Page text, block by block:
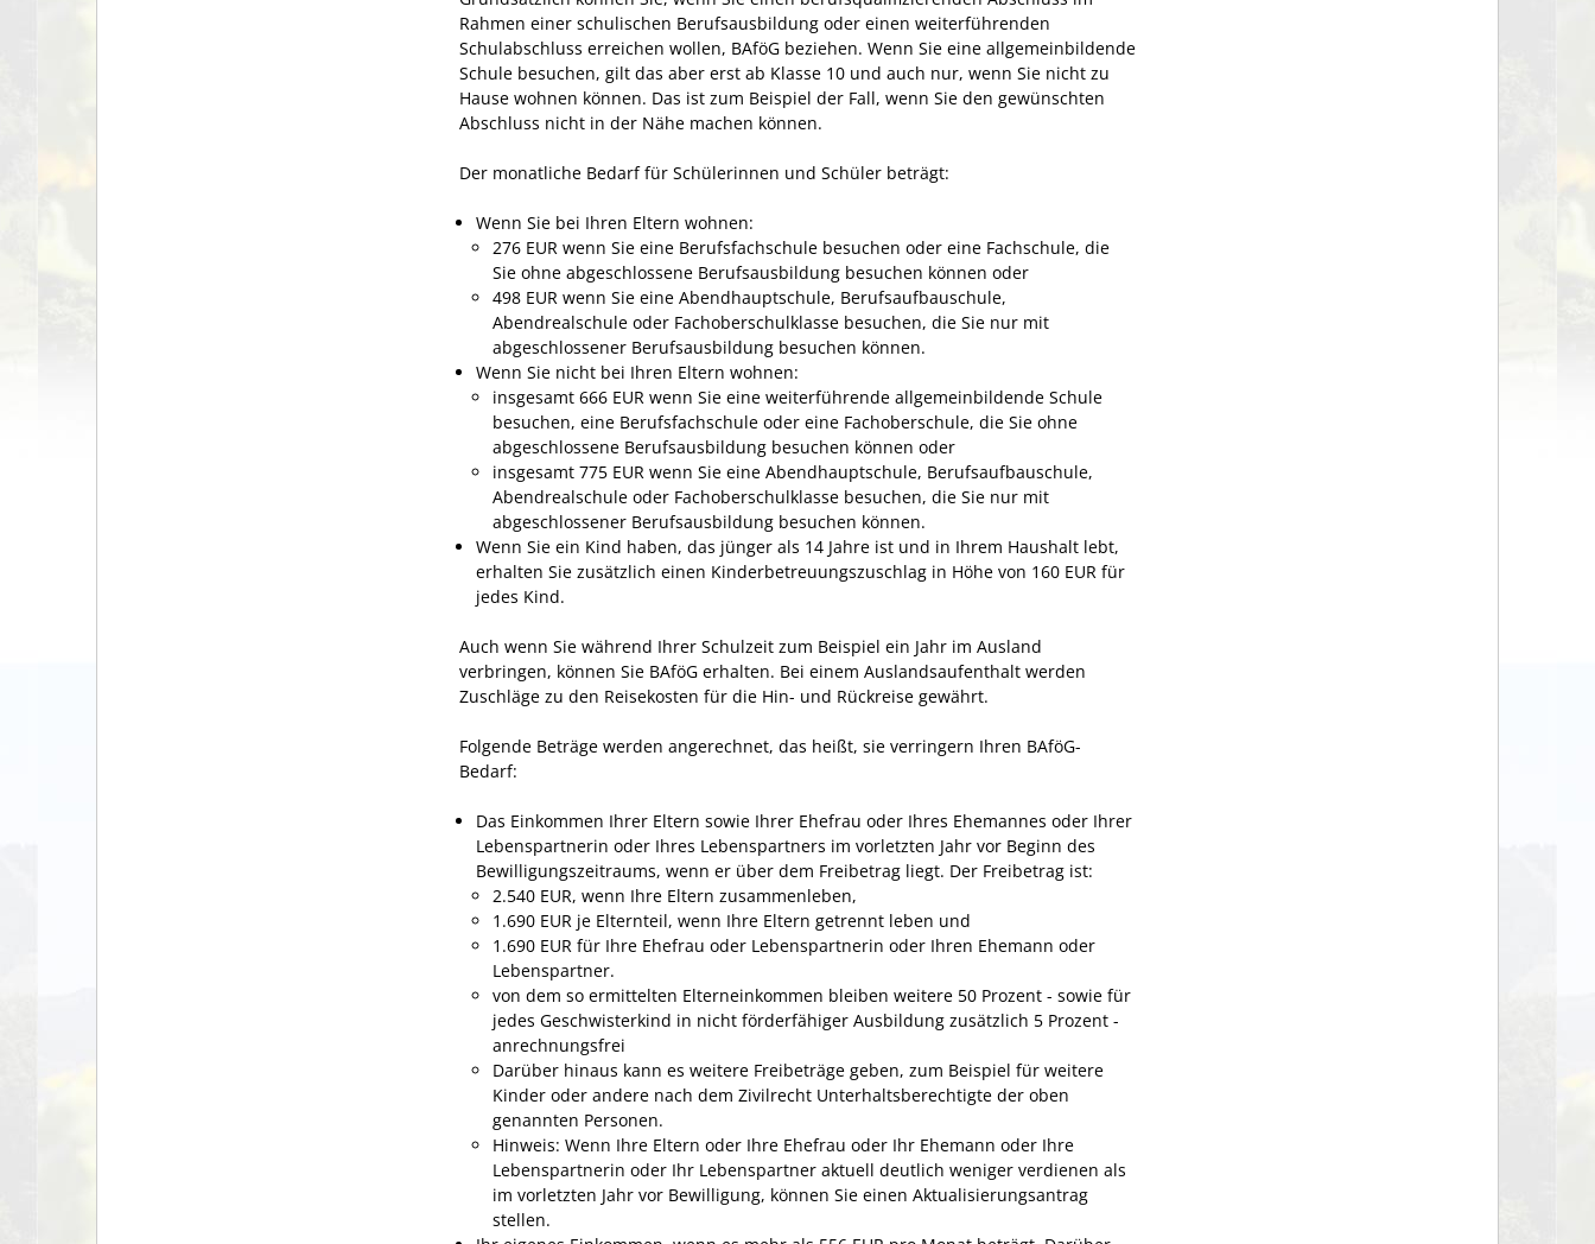
Rahmen einer schulischen Berufsausbildung oder einen weiterführenden
Schulabschluss erreichen wollen, BAföG beziehen. Wenn Sie eine allgemeinbildende
Schule besuchen, gilt das aber erst ab Klasse 10 und auch nur, wenn Sie nicht zu
Hause wohnen können. Das ist zum Beispiel der Fall, wenn Sie den gewünschten
Abschluss nicht in der Nähe machen können.
Der monatliche Bedarf für Schülerinnen und Schüler beträgt:
Wenn Sie bei Ihren Eltern wohnen:
276 EUR wenn Sie eine Berufsfachschule besuchen oder eine Fachschule, die
Sie ohne abgeschlossene Berufsausbildung besuchen können oder
498 EUR wenn Sie eine Abendhauptschule, Berufsaufbauschule,
Abendrealschule oder Fachoberschulklasse besuchen, die Sie nur mit
abgeschlossener Berufsausbildung besuchen können.
Wenn Sie nicht bei Ihren Eltern wohnen:
insgesamt 666 EUR wenn Sie eine weiterführende allgemeinbildende Schule
besuchen, eine Berufsfachschule oder eine Fachoberschule, die Sie ohne
abgeschlossene Berufsausbildung besuchen können oder
insgesamt 775 EUR wenn Sie eine Abendhauptschule, Berufsaufbauschule,
Abendrealschule oder Fachoberschulklasse besuchen, die Sie nur mit
abgeschlossener Berufsausbildung besuchen können.
Wenn Sie ein Kind haben, das jünger als 14 Jahre ist und in Ihrem Haushalt lebt,
erhalten Sie zusätzlich einen Kinderbetreuungszuschlag in Höhe von 160 EUR für
jedes Kind.
Auch wenn Sie während Ihrer Schulzeit zum Beispiel ein Jahr im Ausland
verbringen, können Sie BAföG erhalten. Bei einem Auslandsaufenthalt werden
Zuschläge zu den Reisekosten für die Hin- und Rückreise gewährt.
Folgende Beträge werden angerechnet, das heißt, sie verringern Ihren BAföG-
Bedarf:
Das Einkommen Ihrer Eltern sowie Ihrer Ehefrau oder Ihres Ehemannes oder Ihrer
Lebenspartnerin oder Ihres Lebenspartners im vorletzten Jahr vor Beginn des
Bewilligungszeitraums, wenn er über dem Freibetrag liegt. Der Freibetrag ist:
2.540 EUR, wenn Ihre Eltern zusammenleben,
1.690 EUR je Elternteil, wenn Ihre Eltern getrennt leben und
1.690 EUR für Ihre Ehefrau oder Lebenspartnerin oder Ihren Ehemann oder
Lebenspartner.
von dem so ermittelten Elterneinkommen bleiben weitere 50 Prozent - sowie für
jedes Geschwisterkind in nicht förderfähiger Ausbildung zusätzlich 5 Prozent -
anrechnungsfrei
Darüber hinaus kann es weitere Freibeträge geben, zum Beispiel für weitere
Kinder oder andere nach dem Zivilrecht Unterhaltsberechtigte der oben
genannten Personen.
Hinweis: Wenn Ihre Eltern oder Ihre Ehefrau oder Ihr Ehemann oder Ihre
Lebenspartnerin oder Ihr Lebenspartner aktuell deutlich weniger verdienen als
im vorletzten Jahr vor Bewilligung, können Sie einen Aktualisierungsantrag
stellen.